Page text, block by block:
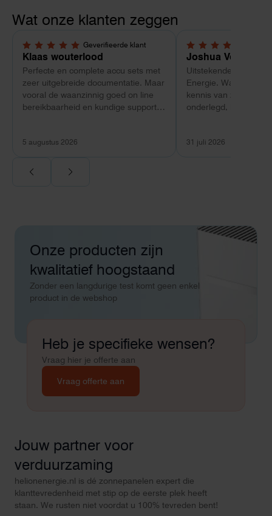
Wat onze klanten zeggen
Geverifieerde klant
5,0 van 5 sterren
Klaas wouterlood
Perfecte en complete accu sets met
zeer uitgebreide documentatie. Maar
vooral de waanzinnig goed on line
bereikbaarheid en kundige support
5 augustus 2026
5,0 van 5 sterren
Joshua Verdonk
Uitstekende ervaring
Energie. Wat vooral
kennis van zaken:
onderlegd, heldere
Ook de nazorg is
en hoger vastrecht.
bereikten we
zonnepanelen. Een
31 juli 2026
Onze producten zijn
kwalitatief hoogstaand
Zonder een langdurige test komt geen enkel
product in de webshop
Heb je specifieke wensen?
Vraag hier je offerte aan
Vraag offerte aan
Jouw partner voor
verduurzaming
helionenergie.nl is dé zonnepanelen expert die
klanttevredenheid met stip op de eerste plek heeft
staan. We rusten niet voordat u 100% tevreden bent!